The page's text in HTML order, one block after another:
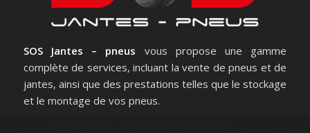
SOS Jantes – pneus vous propose une gamme
complète de services, incluant la vente de pneus et de
jantes, ainsi que des prestations telles que le stockage
et le montage de vos pneus.